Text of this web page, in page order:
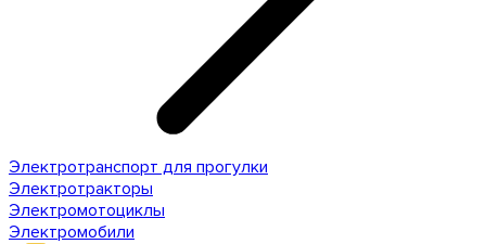
Электротранспорт для прогулки
Электротракторы
Электромотоциклы
Электромобили